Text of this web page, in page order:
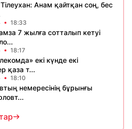
Анам қайтқан соң, бес
18:33
7 жылға сотталып кетуі
18:17
екі күнде екі
қаза т...
18:10
немересінің бұрынғы